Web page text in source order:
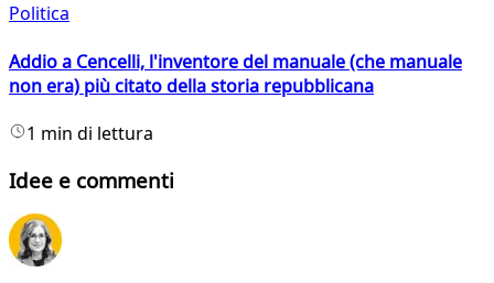
Politica
Addio a Cencelli, l'inventore del manuale (che manuale
non era) più citato della storia repubblicana
1 min di lettura
Idee e commenti